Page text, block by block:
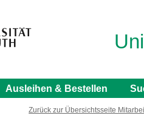
Ausleihen & Bestellen
Zurück zur Übersichtsseite